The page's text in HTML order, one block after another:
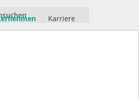
Karriere